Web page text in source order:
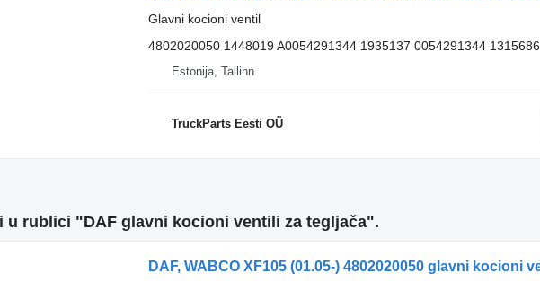
Glavni kocioni ventil
4802020050 1448019 A0054291344 1935137 0054291344 1315686
Estonija, Tallinn
TruckParts Eesti OÜ
u rublici "DAF glavni kocioni ventili za tegljača".